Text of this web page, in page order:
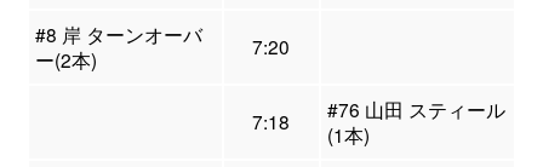
#8 岸 ターンオーバ
ー(2本)
7:20
7:18
#76 山田 スティール
(1本)